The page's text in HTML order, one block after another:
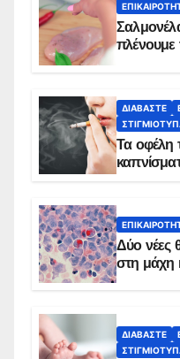
ΔΙΑΒΆΣΤΕ
Τα οφέλη
Δύο νέες
στη μάχη
ΔΙΑΒΆΣΤΕ